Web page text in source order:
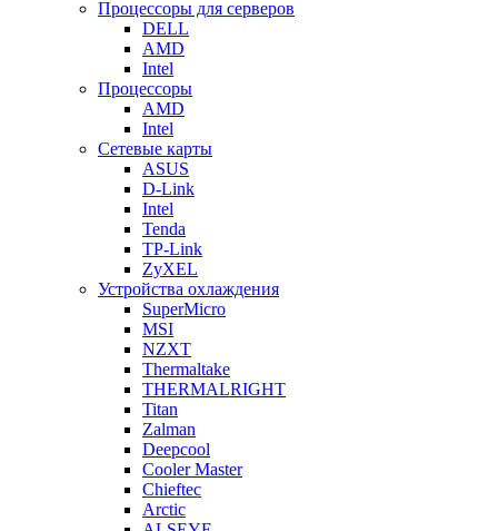
Процессоры для серверов
DELL
AMD
Intel
Процессоры
AMD
Intel
Сетевые карты
ASUS
D-Link
Intel
Tenda
TP-Link
ZyXEL
Устройства охлаждения
SuperMicro
MSI
NZXT
Thermaltake
THERMALRIGHT
Titan
Zalman
Deepcool
Cooler Master
Chieftec
Arctic